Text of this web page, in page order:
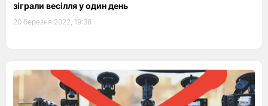
зіграли весілля у один день
20 березня 2022, 19:38